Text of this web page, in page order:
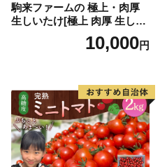
駒来ファームの 極上・肉厚
生しいたけ[極上 肉厚 生しい
たけ 生シイタケ 生椎茸 安心
安全 国産 採れたて 新鮮 きの
10,000円